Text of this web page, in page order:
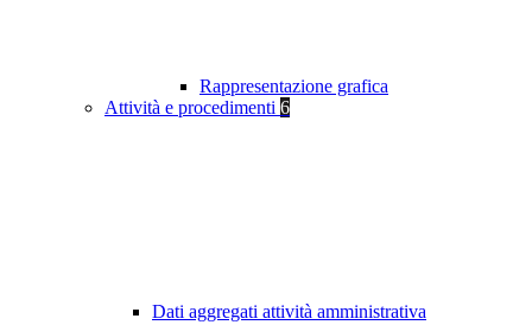
Rappresentazione grafica
Attività e procedimenti 6
Dati aggregati attività amministrativa